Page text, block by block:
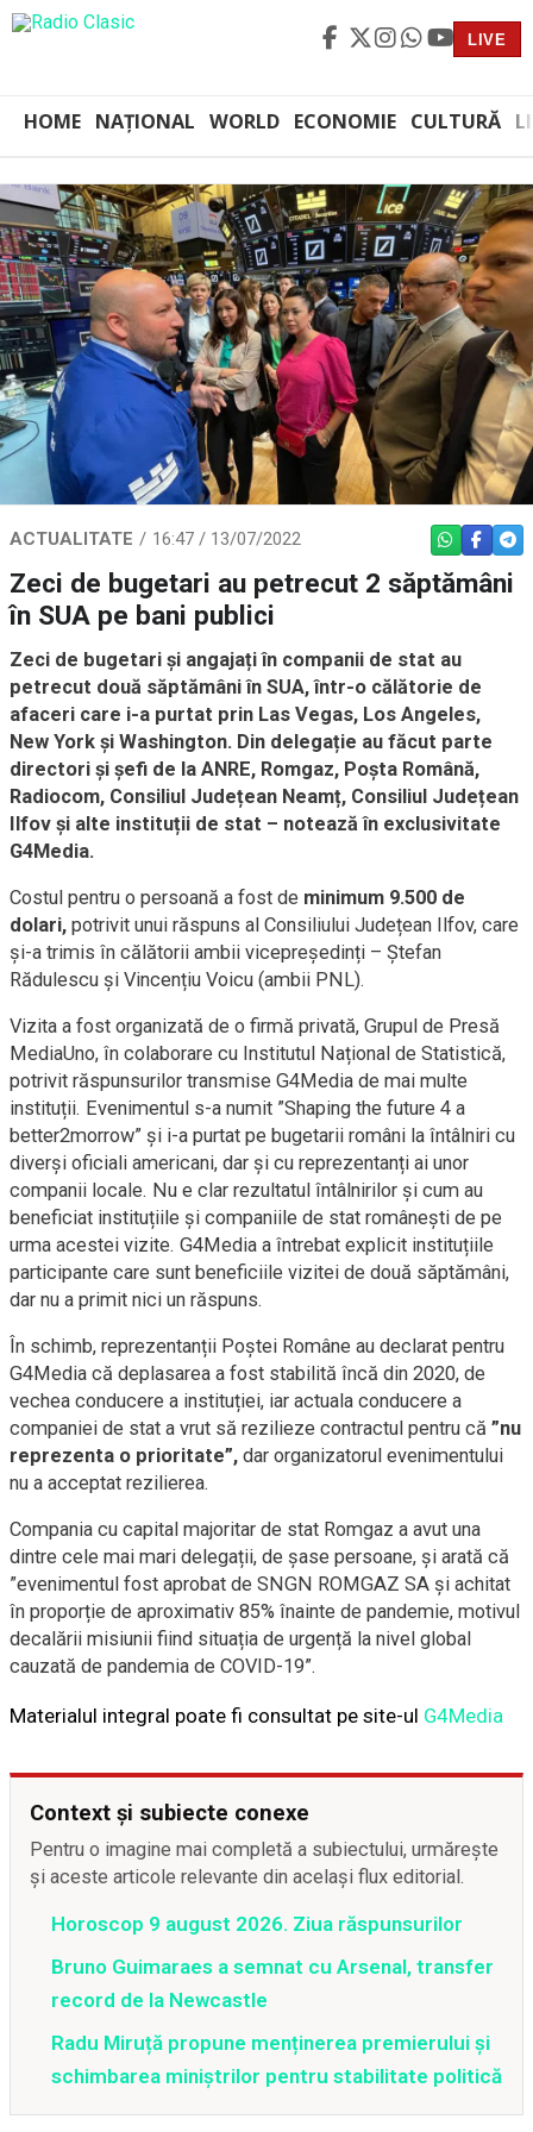
LIVE
HOME NAȚIONAL WORLD ECONOMIE CULTURĂ
ACTUALITATE 16:47 / 13/07/2022 WHATSAPP
Zeci de bugetari au petrecut 2 săptămâni
în SUA pe bani publici
Zeci de bugetari și angajați în companii de stat au
petrecut două săptămâni în SUA, într-o călătorie de
afaceri care i-a purtat prin Las Vegas, Los Angeles,
New York și Washington. Din delegație au făcut parte
directori și șefi de la ANRE, Romgaz, Poșta Română,
Radiocom, Consiliul Județean Neamț, Consiliul Județean
Ilfov și alte instituții de stat – notează în exclusivitate
G4Media.
Costul pentru o persoană a fost de minimum 9.500 de
dolari, potrivit unui răspuns al Consiliului Județean Ilfov, care
și-a trimis în călătorii ambii vicepreședinți – Ștefan
Rădulescu și Vincențiu Voicu (ambii PNL).
Vizita a fost organizată de o firmă privată, Grupul de Presă
MediaUno, în colaborare cu Institutul Național de Statistică,
potrivit răspunsurilor transmise G4Media de mai multe
instituții. Evenimentul s-a numit ”Shaping the future 4 a
better2morrow” și i-a purtat pe bugetarii români la întâlniri cu
diverși oficiali americani, dar și cu reprezentanți ai unor
companii locale. Nu e clar rezultatul întâlnirilor și cum au
beneficiat instituțiile și companiile de stat românești de pe
urma acestei vizite. G4Media a întrebat explicit instituțiile
participante care sunt beneficiile vizitei de două săptămâni,
dar nu a primit nici un răspuns.
În schimb, reprezentanții Poștei Române au declarat pentru
G4Media că deplasarea a fost stabilită încă din 2020, de
vechea conducere a instituției, iar actuala conducere a
companiei de stat a vrut să rezilieze contractul pentru că ”nu
reprezenta o prioritate”, dar organizatorul evenimentului
nu a acceptat rezilierea.
Compania cu capital majoritar de stat Romgaz a avut una
dintre cele mai mari delegații, de șase persoane, și arată că
”evenimentul fost aprobat de SNGN ROMGAZ SA şi achitat
în proporție de aproximativ 85% înainte de pandemie, motivul
decalării misiunii fiind situația de urgență la nivel global
cauzată de pandemia de COVID-19”.
Materialul integral poate fi consultat pe site-ul G4Media
Context și subiecte conexe
Pentru o imagine mai completă a subiectului, urmărește
și aceste articole relevante din același flux editorial.
Horoscop 9 august 2026. Ziua răspunsurilor
Bruno Guimaraes a semnat cu Arsenal, transfer
record de la Newcastle
Radu Miruță propune menținerea premierului și
schimbarea miniștrilor pentru stabilitate politică